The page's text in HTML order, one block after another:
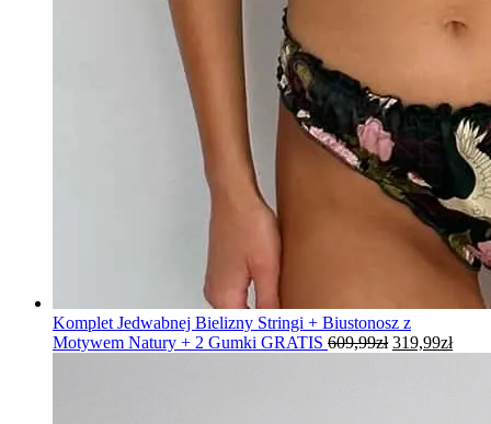
Komplet Jedwabnej Bielizny Stringi + Biustonosz z
Motywem Natury + 2 Gumki GRATIS 609,99zł Pierwotna
319,99zł